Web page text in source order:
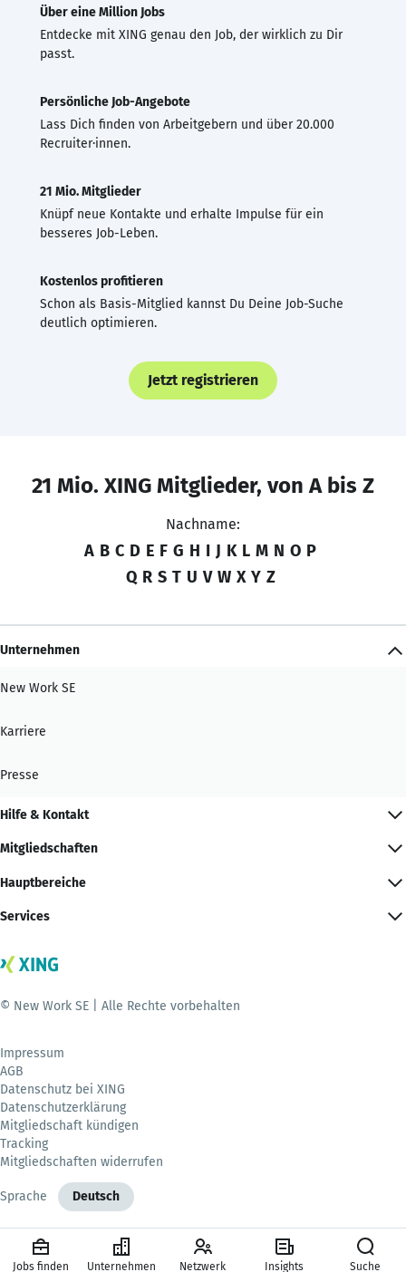
Über eine Million Jobs
Entdecke mit XING genau den Job, der wirklich zu Dir
passt.
Persönliche Job-Angebote
Lass Dich finden von Arbeitgebern und über 20.000
Recruiter·innen.
21 Mio. Mitglieder
Knüpf neue Kontakte und erhalte Impulse für ein
besseres Job-Leben.
Kostenlos profitieren
Schon als Basis-Mitglied kannst Du Deine Job-Suche
deutlich optimieren.
Jetzt registrieren
21 Mio. XING Mitglieder, von A bis Z
Nachname:
A B C D E F G H I J K L M N O P
Q R S T U V W X Y Z
Unternehmen
New Work SE
Karriere
Presse
Hilfe & Kontakt
Mitgliedschaften
Hauptbereiche
Services
© New Work SE | Alle Rechte vorbehalten
Impressum
AGB
Datenschutz bei XING
Datenschutzerklärung
Mitgliedschaft kündigen
Tracking
Mitgliedschaften widerrufen
Sprache Deutsch
Jobs finden Unternehmen Netzwerk Insights Suche